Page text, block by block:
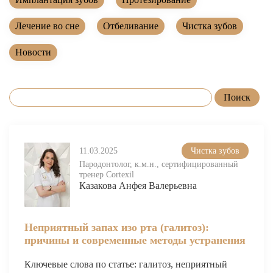
Лечение пульпита и периодонтита
Лечение пародонтита
ИСПРАВЛЕНИЕ ПРИКУСА
Элайнеры
Элайнеры ClearCorrect
Трейнеры и пластинки
Ретейнеры
Лечение во сне Отбеливание Чистка зубов
Новости
11.03.2025
Чистка зубов
Пародонтолог, к.м.н., сертифицированный
тренер Cortexil
Казакова Анфея Валерьевна
Неприятный запах изо рта (галитоз):
причины и современные методы устранения
Ключевые слова по статье: галитоз, неприятный